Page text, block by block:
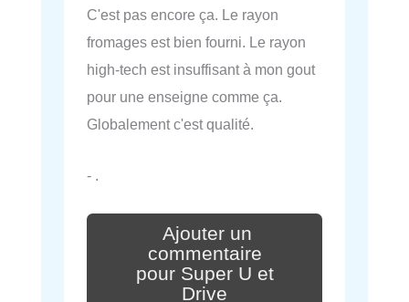
C'est pas encore ça. Le rayon
fromages est bien fourni. Le rayon
high-tech est insuffisant à mon gout
pour une enseigne comme ça.
Globalement c'est qualité.
- .
Ajouter un
commentaire
pour Super U et
Drive